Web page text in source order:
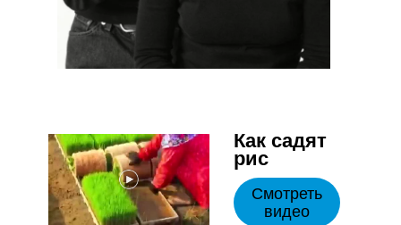
Как садят
рис
Смотреть
видео